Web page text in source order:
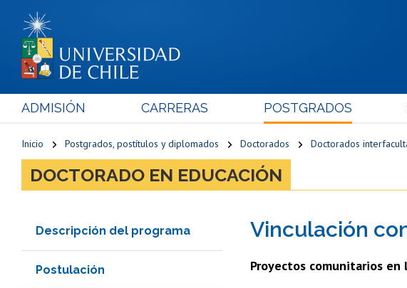
ADMISIÓN CARRERAS POSTGRADOS
Inicio Postgrados, postítulos y diplomados Doctorados Doctorados
DOCTORADO EN EDUCACIÓN
Descripción del programa
Postulación
Vinculación
Proyectos comunitarios